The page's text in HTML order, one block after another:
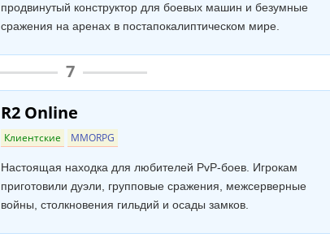
продвинутый конструктор для боевых машин и безумные
сражения на аренах в постапокалиптическом мире.
7
R2 Online
Клиентские MMORPG
Настоящая находка для любителей PvP-боев. Игрокам
приготовили дуэли, групповые сражения, межсерверные
войны, столкновения гильдий и осады замков.